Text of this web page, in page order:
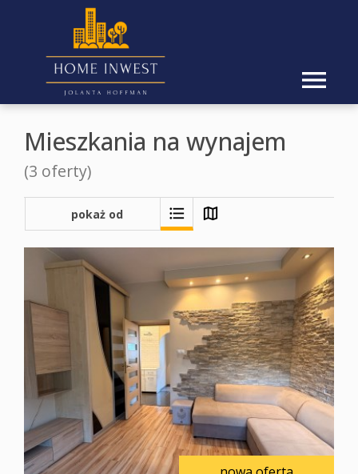
główna
Oferty
Mieszkania na wynajem
(3 oferty)
pokaż od
najnowszych